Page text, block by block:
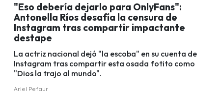
"Eso debería dejarlo para OnlyFans":
Antonella Ríos desafía la censura de
Instagram tras compartir impactante
destape
La actriz nacional dejó "la escoba" en su cuenta de
Instagram tras compartir esta osada fotito como
"Dios la trajo al mundo".
Ariel Pefaur